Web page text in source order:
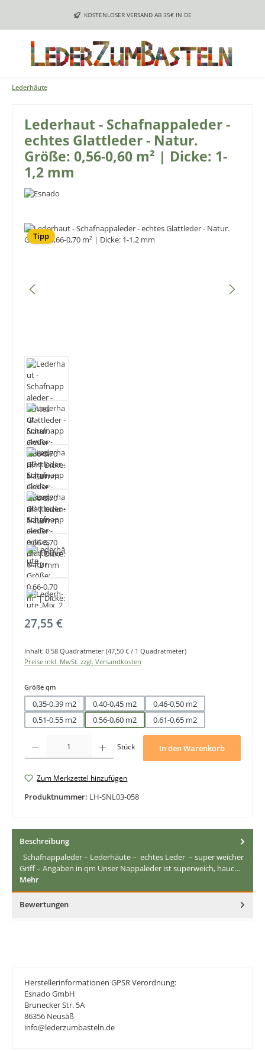
Zum Hauptinhalt springenKOSTENLOSER VERSAND AB 35€ IN DE
Lederhäute
Lederhaut - Schafnappaleder -
echtes Glattleder - Natur.
Größe: 0,56-0,60 m² | Dicke: 1-
1,2 mm
Bildergalerie überspringen
Tipp
Regulärer Preis:
27,55 €
Inhalt: 0.58 Quadratmeter (47,50 € / 1 Quadratmeter)
Preise inkl. MwSt. zzgl. Versandkosten
Größe qm
0,35-0,39 m2 0,40-0,45 m2
0,46-0,50 m2
0,51-0,55 m2
0,56-0,60 m2 0,61-0,65 m2
Stück In den Warenkorb
Zum Merkzettel hinzufügen
Produktnummer: LH-SNL03-058
Beschreibung
Schafnappaleder – Lederhäute – echtes Leder – super weicher
Griff – Angaben in qm Unser Nappaleder ist superweich, hauc…
Mehr
Bewertungen
Herstellerinformationen GPSR Verordnung:
Esnado GmbH
Brunecker Str. 5A
86356 Neusäß
info@lederzumbasteln.de